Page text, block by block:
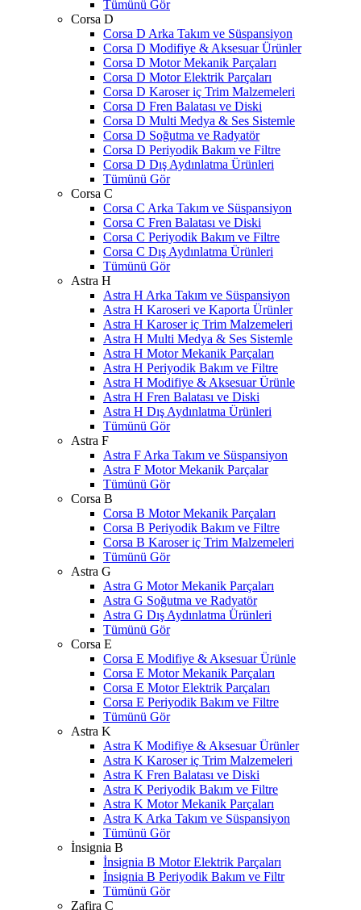
Tümünü Gör
Corsa D
Corsa D Arka Takım ve Süspansiyon
Corsa D Modifiye & Aksesuar Ürünler
Corsa D Motor Mekanik Parçaları
Corsa D Motor Elektrik Parçaları
Corsa D Karoser iç Trim Malzemeleri
Corsa D Fren Balatası ve Diski
Corsa D Multi Medya & Ses Sistemle
Corsa D Soğutma ve Radyatör
Corsa D Periyodik Bakım ve Filtre
Corsa D Dış Aydınlatma Ürünleri
Tümünü Gör
Corsa C
Corsa C Arka Takım ve Süspansiyon
Corsa C Fren Balatası ve Diski
Corsa C Periyodik Bakım ve Filtre
Corsa C Dış Aydınlatma Ürünleri
Tümünü Gör
Astra H
Astra H Arka Takım ve Süspansiyon
Astra H Karoseri ve Kaporta Ürünler
Astra H Karoser iç Trim Malzemeleri
Astra H Multi Medya & Ses Sistemle
Astra H Motor Mekanik Parçaları
Astra H Periyodik Bakım ve Filtre
Astra H Modifiye & Aksesuar Ürünle
Astra H Fren Balatası ve Diski
Astra H Dış Aydınlatma Ürünleri
Tümünü Gör
Astra F
Astra F Arka Takım ve Süspansiyon
Astra F Motor Mekanik Parçalar
Tümünü Gör
Corsa B
Corsa B Motor Mekanik Parçaları
Corsa B Periyodik Bakım ve Filtre
Corsa B Karoser iç Trim Malzemeleri
Tümünü Gör
Astra G
Astra G Motor Mekanik Parçaları
Astra G Soğutma ve Radyatör
Astra G Dış Aydınlatma Ürünleri
Tümünü Gör
Corsa E
Corsa E Modifiye & Aksesuar Ürünle
Corsa E Motor Mekanik Parçaları
Corsa E Motor Elektrik Parçaları
Corsa E Periyodik Bakım ve Filtre
Tümünü Gör
Astra K
Astra K Modifiye & Aksesuar Ürünler
Astra K Karoser iç Trim Malzemeleri
Astra K Fren Balatası ve Diski
Astra K Periyodik Bakım ve Filtre
Astra K Motor Mekanik Parçaları
Astra K Arka Takım ve Süspansiyon
Tümünü Gör
İnsignia B
İnsignia B Motor Elektrik Parçaları
İnsignia B Periyodik Bakım ve Filtr
Tümünü Gör
Zafira C